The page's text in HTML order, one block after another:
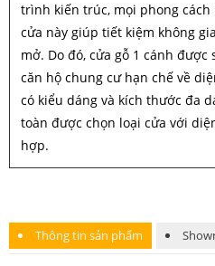
trình kiến trúc, mọi phong cách
cửa này giúp tiết kiệm không
mở. Do đó, cửa gỗ 1 cánh
căn hộ chung cư hạn chế về
có kiểu dáng và kích thước đa
toàn được chọn loại cửa với
hợp.
Thông tin sản phẩm